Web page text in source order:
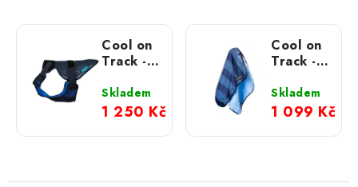
Cool on
Track -
postroj
Skladem
1 250 Kč
Cool on
Track -
podložka
Skladem
1 099 Kč